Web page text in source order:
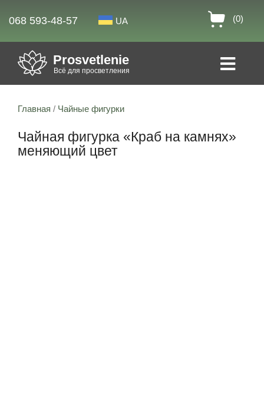
068 593-48-57 UA (0)
Prosvetlenie
Всё для просветления
Главная / Чайные фигурки
Чайная фигурка «Краб на камнях»
меняющий цвет